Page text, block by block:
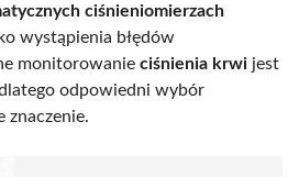
ciśnieniomierzach
wystąpienia błędów
monitorowanie ciśnienia krwi jest
odpowiedni wybór
znaczenie.